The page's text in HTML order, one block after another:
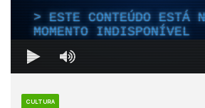
ESTE CONTEÚDO ESTÁ
MOMENTO INDISPONÍVEL
CULTURA